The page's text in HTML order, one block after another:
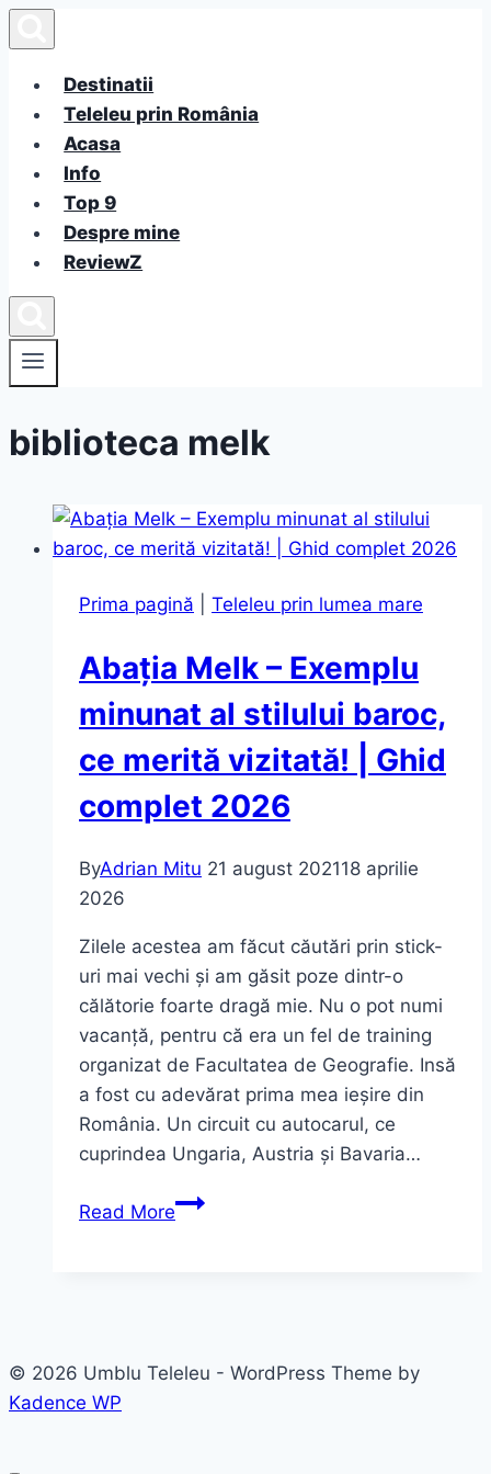
to
contentDestinatii
Teleleu prin România
Acasa
Info
Top 9
Despre mine
ReviewZ
biblioteca melk
Prima pagină Teleleu prin lumea mare
Abația Melk – Exemplu
minunat al stilului baroc,
ce merită vizitată! | Ghid
complet 2026
ByAdrian Mitu 21 august 202118 aprilie
2026
Zilele acestea am făcut căutări prin stick-
uri mai vechi și am găsit poze dintr-o
călătorie foarte dragă mie. Nu o pot numi
vacanță, pentru că era un fel de training
organizat de Facultatea de Geografie. Insă
a fost cu adevărat prima mea ieșire din
România. Un circuit cu autocarul, ce
cuprindea Ungaria, Austria și Bavaria…
Read MoreAbația
stilului
© 2026 Umblu Teleleu - WordPress Theme by
Kadence WP